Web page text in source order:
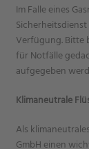
Im Falle eines
Verfügung. Bitte
für Notfälle
aufgegeben
Klimaneutrale
Als
GmbH einen